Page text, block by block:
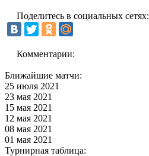
Поделитесь в социальных сетях:
Комментарии:
Ближайшие матчи:
25 июля 2021
23 мая 2021
15 мая 2021
12 мая 2021
08 мая 2021
01 мая 2021
Турнирная таблица: